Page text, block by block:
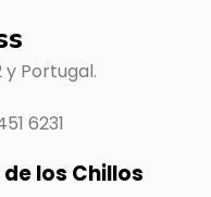
Portugal.
6231
los Chillos